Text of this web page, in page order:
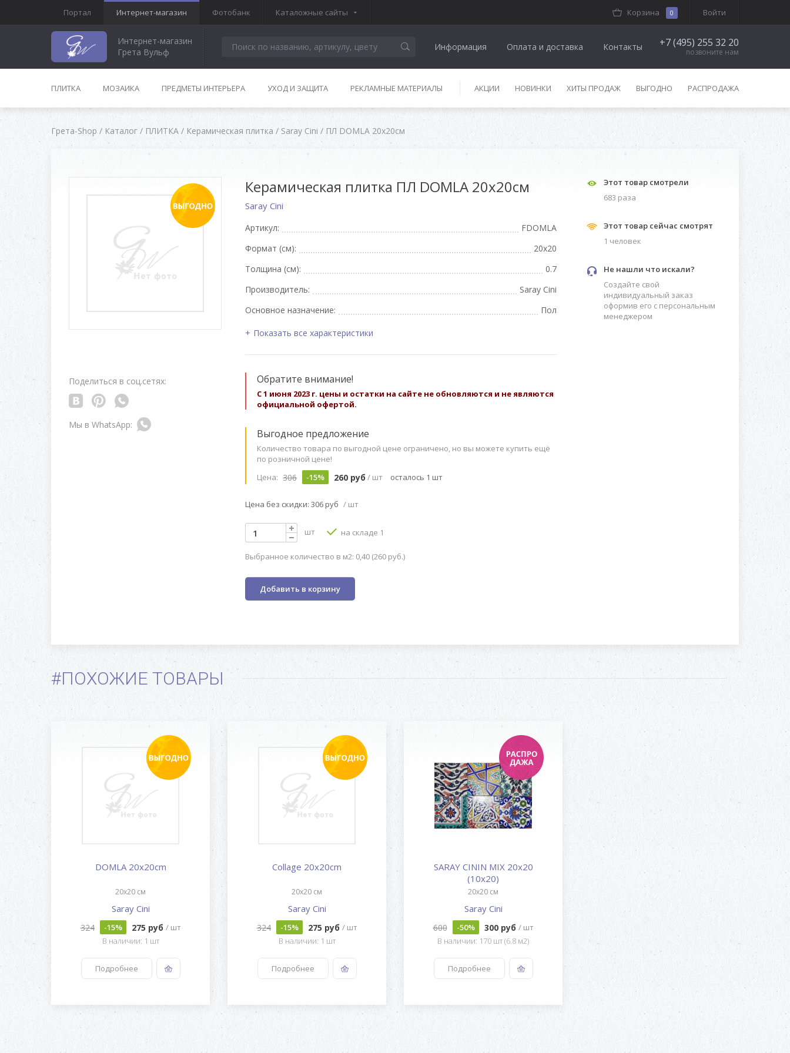
Портал Интернет-магазин Фотобанк Каталожные сайты Войти
Корзина 0
Интернет-магазин
Грета Вульф
Информация Оплата и доставка Контакты +7 (495) 255 32 20
позвоните нам
ПЛИТКА МОЗАИКА ПРЕДМЕТЫ ИНТЕРЬЕРА УХОД И ЗАЩИТА РЕКЛАМНЫЕ МАТЕРИАЛЫ АКЦИИ НОВИНКИ ХИТЫ ПРОДАЖ ВЫГОДНО РАСПРОДАЖА
Грета-Shop / Каталог / ПЛИТКА / Керамическая плитка / Saray Cini / ПЛ DOMLA 20x20см
Поделиться в соц.сетях:
Керамическая плитка ПЛ DOMLA 20x20см
Saray Cini
Артикул:
FDOMLA
Формат (см):
20x20
Толщина (см):
0.7
Производитель:
Saray Cini
Основное назначение:
Пол
Показать все характеристики
Обратите внимание!
С 1 июня 2023 г. цены и остатки на сайте не обновляются и не являются
официальной офертой.
Выгодное предложение
Количество товара по выгодной цене ограничено, но вы можете купить ещё
по розничной цене!
Цена: 306 -15% 260 руб / шт осталось 1 шт
Цена без скидки: 306 руб / шт
шт на складе 1
Выбранное количество в м2: 0,40 (260 руб.)
Добавить в корзину
Этот товар смотрели
683 разa
Этот товар сейчас смотрят
1 человек
Не нашли что искали?
Создайте свой
индивидуальный заказ
оформив его с персональным
менеджером
#ПОХОЖИЕ ТОВАРЫ
DOMLA 20x20cm
20x20 см
Saray Cini
324 -15% 275 руб / шт
В наличии: 1 шт
Подробнее
Collage 20x20cm
20x20 см
Saray Cini
324 -15% 275 руб / шт
В наличии: 1 шт
Подробнее
SARAY CININ MIX 20x20
(10x20)
20x20 см
Saray Cini
600 -50% 300 руб / шт
В наличии: 170 шт (6.8 м2)
Подробнее